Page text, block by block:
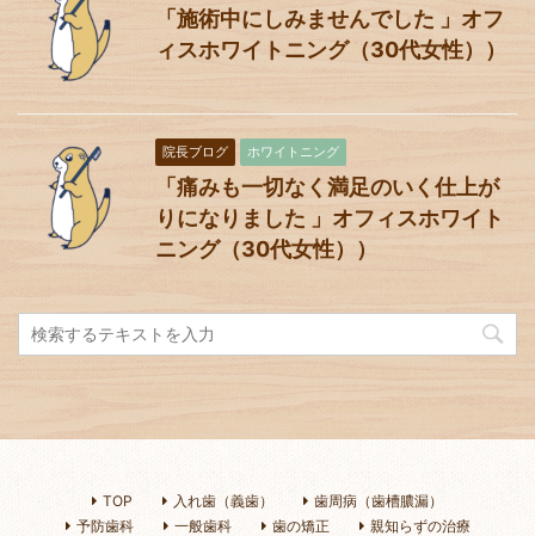
「施術中にしみませんでした 」オフ
ィスホワイトニング（30代女性））
院長ブログ ホワイトニング
「痛みも一切なく満足のいく仕上が
りになりました 」オフィスホワイト
ニング（30代女性））
TOP 入れ歯（義歯）
歯周病（歯槽膿漏）
予防歯科
一般歯科 歯の矯正
親知らずの治療